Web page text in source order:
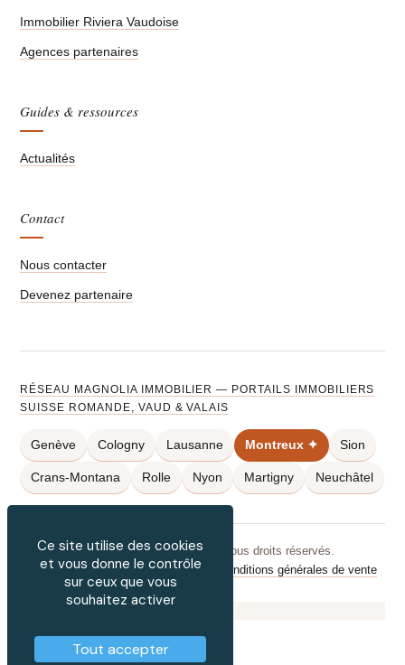
Immobilier Riviera Vaudoise
Agences partenaires
Guides & ressources
Actualités
Contact
Nous contacter
Devenez partenaire
RÉSEAU MAGNOLIA IMMOBILIER — PORTAILS IMMOBILIERS
SUISSE ROMANDE, VAUD & VALAIS
Genève Cologny Lausanne Montreux ✦ Sion
Crans-Montana Rolle Nyon Martigny Neuchâtel
© 2026appartement-montreux.ch
— Tous droits réservés.
Mentions légales·Confidentialité Conditions générales de vente
Ce site utilise des cookies
et vous donne le contrôle
sur ceux que vous
souhaitez activer
Tout accepter